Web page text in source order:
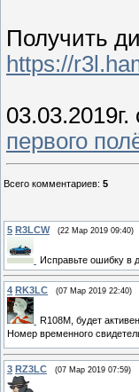
Получить
https://
первого
Всего комментариев: 5
5 R3LCW (22 Мар 2019 09:40)
Исправьте ошибку в
4 RK3LC (07 Мар 2019 22:40)
R108M, будет
Номер временного
3 RZ3LC (07 Мар 2019 07:59)